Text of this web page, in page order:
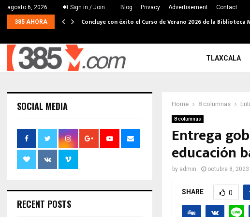
agosto 6, 2026 Sign in / Join Blog Privacy Advertisement Contact
385 AHORA Concluye con éxito el Curso de Verano 2026 de la Biblioteca
TLAXCALA
Home 8 columnas
8 columnas
Entrega
educación
by admin octubre 8, 2023
SHARE 0
SOCIAL MEDIA
RECENT POSTS